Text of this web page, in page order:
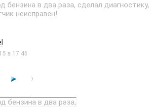
бензина в два раза, сделал диагностику,
неисправен!
в 17:46
)
бензина в два раза,